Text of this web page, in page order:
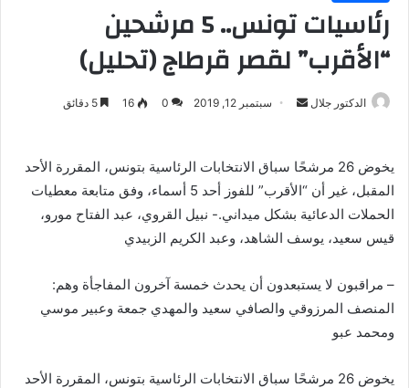
رئاسيات تونس.. 5 مرشحين
“الأقرب” لقصر قرطاج (تحليل)
الدكتور جلال
أرسل سبتمبر 12, 2019 0
16
يخوض 26 مرشحًا سباق الانتخابات الرئاسية بتونس، المقررة الأحد
المقبل، غير أن “الأقرب” للفوز أحد 5 أسماء، وفق متابعة معطيات
الحملات الدعائية بشكل ميداني.- نبيل القروي، عبد الفتاح مورو،
قيس سعيد، يوسف الشاهد، وعبد الكريم الزبيدي
– مراقبون لا يستبعدون أن يحدث خمسة آخرون المفاجأة وهم:
المنصف المرزوقي والصافي سعيد والمهدي جمعة وعبير موسي
ومحمد عبو
يخوض 26 مرشحًا سباق الانتخابات الرئاسية بتونس، المقررة الأحد